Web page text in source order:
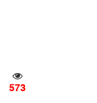
573